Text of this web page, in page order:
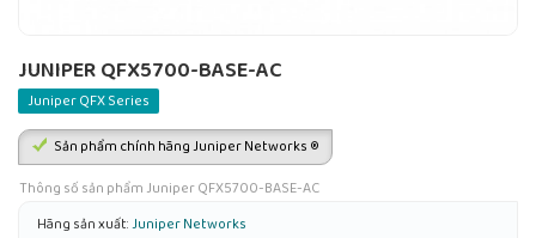
JUNIPER QFX5700-BASE-AC
Juniper QFX Series
Sản phẩm chính hãng Juniper Networks ®
Thông số sản phẩm Juniper QFX5700-BASE-AC
Hãng sản xuất:Juniper Networks